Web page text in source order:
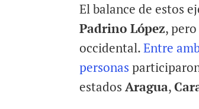
El balance de estos
Padrino López,
occidental.Entre
personas
estadosAragua,